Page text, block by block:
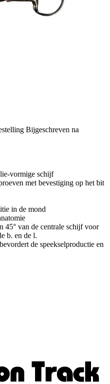
Bijgeschreven na
vormige schijf
met bevestiging op het bit
in de mond
45° van de centrale schijf voor
b. en de l.
de speekselproductie en